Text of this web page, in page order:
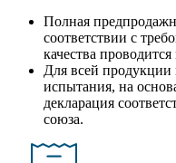
Полная
соответствии с
качества
Для всей продукции
испытания, на
декларация
союза.